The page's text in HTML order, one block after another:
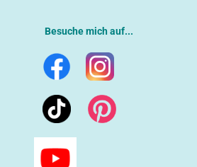
Besuche mich auf...